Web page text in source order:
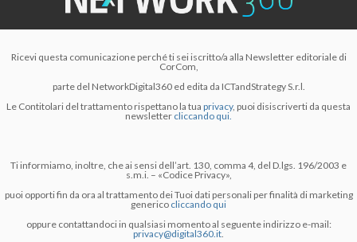
Ricevi questa comunicazione perché ti sei iscritto/a alla Newsletter editoriale di
CorCom,
parte del NetworkDigital360 ed edita da ICTandStrategy S.r.l.
Le Contitolari del trattamento rispettano la tua privacy, puoi disiscriverti da questa
newsletter cliccando qui.
Ti informiamo, inoltre, che ai sensi dell’art. 130, comma 4, del D.lgs. 196/2003 e
s.m.i. – «Codice Privacy»,
puoi opporti fin da ora al trattamento dei Tuoi dati personali per finalità di marketing
generico cliccando qui
oppure contattandoci in qualsiasi momento al seguente indirizzo e-mail:
privacy@digital360.it.